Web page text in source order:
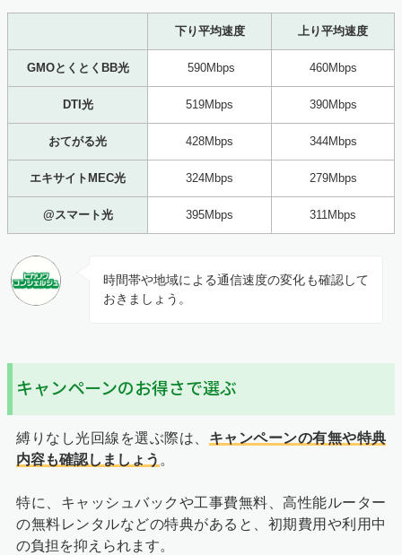
下り平均速度 上り平均速度
GMOとくとくBB光 590Mbps 460Mbps
DTI光 519Mbps 390Mbps
おてがる光 428Mbps 344Mbps
エキサイトMEC光 324Mbps 279Mbps
@スマート光 395Mbps 311Mbps
時間帯や地域による通信速度の変化も確認して
おきましょう。
キャンペーンのお得さで選ぶ
縛りなし光回線を選ぶ際は、 キャンペーンの有無や特典
内容も確認しましょう 。
特に、キャッシュバックや工事費無料、高性能ルーター
の無料レンタルなどの特典があると、初期費用や利用中
の負担を抑えられます。